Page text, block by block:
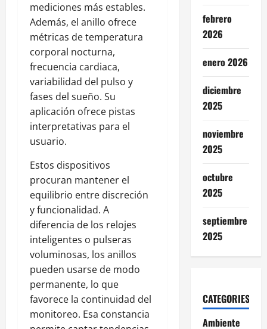
mediciones más estables.
Además, el anillo ofrece
métricas de temperatura
corporal nocturna,
frecuencia cardiaca,
variabilidad del pulso y
fases del sueño. Su
aplicación ofrece pistas
interpretativas para el
usuario.
Estos dispositivos
procuran mantener el
equilibrio entre discreción
y funcionalidad. A
diferencia de los relojes
inteligentes o pulseras
voluminosas, los anillos
pueden usarse de modo
permanente, lo que
favorece la continuidad del
monitoreo. Esa constancia
febrero
2026
enero 2026
diciembre
2025
noviembre
2025
octubre
2025
septiembre
2025
CATEGORIES
Ambiente